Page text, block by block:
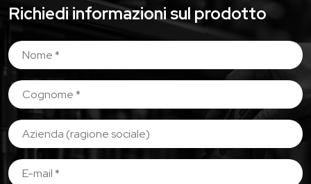
Richiedi informazioni sul prodotto